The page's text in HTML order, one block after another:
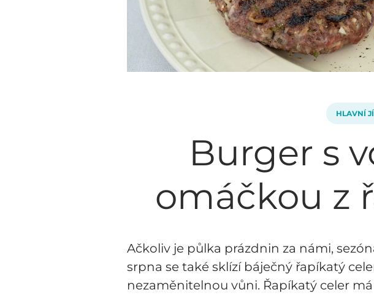
HLAVNÍ
Burger s
omáčkou z
Ačkoliv je půlka prázdnin za námi,
srpna se také sklízí báječný řapíkatý
nezaměnitelnou vůni. Řapíkatý celer